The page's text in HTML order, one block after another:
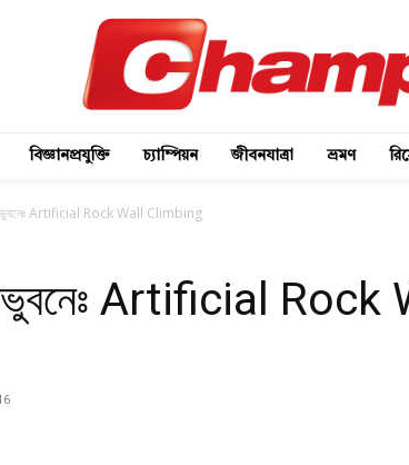
বিজ্ঞানপ্রযুক্তি চ্যাম্পিয়ন জীবনযাত্রা ভ্রমণ
ভুবনেঃ Artificial Rock Wall Climbing
ভুবনেঃ Artificial Rock